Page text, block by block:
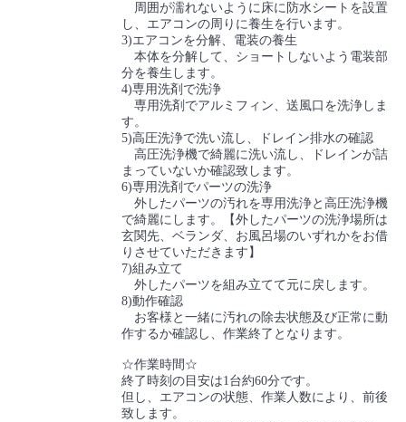
周囲が濡れないように床に防水シートを設置
し、エアコンの周りに養生を行います。
3)エアコンを分解、電装の養生
本体を分解して、ショートしないよう電装部
分を養生します。
4)専用洗剤で洗浄
専用洗剤でアルミフィン、送風口を洗浄しま
す。
5)高圧洗浄で洗い流し、ドレイン排水の確認
高圧洗浄機で綺麗に洗い流し、ドレインが詰
まっていないか確認致します。
6)専用洗剤でパーツの洗浄
外したパーツの汚れを専用洗浄と高圧洗浄機
で綺麗にします。【外したパーツの洗浄場所は
玄関先、ベランダ、お風呂場のいずれかをお借
りさせていただきます】
7)組み立て
外したパーツを組み立てて元に戻します。
8)動作確認
お客様と一緒に汚れの除去状態及び正常に動
作するか確認し、作業終了となります。
☆作業時間☆
終了時刻の目安は1台約60分です。
但し、エアコンの状態、作業人数により、前後
致します。